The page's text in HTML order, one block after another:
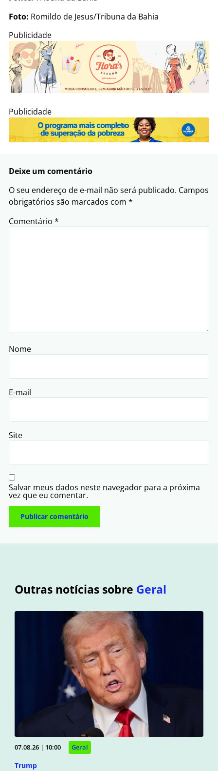
Foto: Romildo de Jesus/Tribuna da Bahia
Publicidade
Publicidade
Deixe um comentário
O seu endereço de e-mail não será publicado. Campos
obrigatórios são marcados com *
Comentário *
Nome
E-mail
Site
Salvar meus dados neste navegador para a próxima
vez que eu comentar.
Outras notícias sobre Geral
07.08.26 | 10:00 Geral
Trump